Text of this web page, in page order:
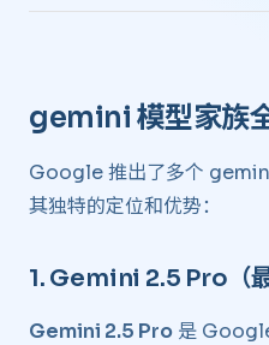
gemini 模型家族
Google 推出了多个
其独特的定位和优势：
1. Gemini 2.5 Pro （
Gemini 2.5 Pro 是